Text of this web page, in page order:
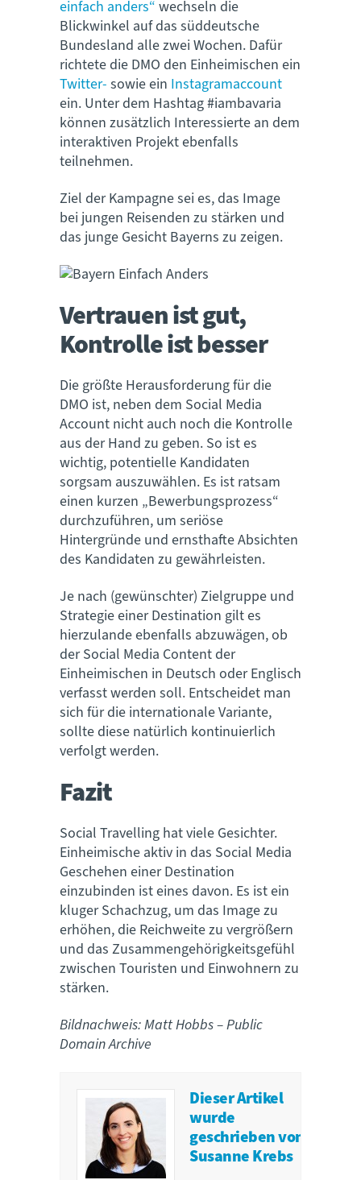
einfach anders“ wechseln die
Blickwinkel auf das süddeutsche
Bundesland alle zwei Wochen. Dafür
richtete die DMO den Einheimischen ein
Twitter- sowie ein Instagramaccount
ein. Unter dem Hashtag #iambavaria
können zusätzlich Interessierte an dem
interaktiven Projekt ebenfalls
teilnehmen.
Ziel der Kampagne sei es, das Image
bei jungen Reisenden zu stärken und
das junge Gesicht Bayerns zu zeigen.
Vertrauen ist gut,
Kontrolle ist besser
Die größte Herausforderung für die
DMO ist, neben dem Social Media
Account nicht auch noch die Kontrolle
aus der Hand zu geben. So ist es
wichtig, potentielle Kandidaten
sorgsam auszuwählen. Es ist ratsam
einen kurzen „Bewerbungsprozess“
durchzuführen, um seriöse
Hintergründe und ernsthafte Absichten
des Kandidaten zu gewährleisten.
Je nach (gewünschter) Zielgruppe und
Strategie einer Destination gilt es
hierzulande ebenfalls abzuwägen, ob
der Social Media Content der
Einheimischen in Deutsch oder Englisch
verfasst werden soll. Entscheidet man
sich für die internationale Variante,
sollte diese natürlich kontinuierlich
verfolgt werden.
Fazit
Social Travelling hat viele Gesichter.
Einheimische aktiv in das Social Media
Geschehen einer Destination
einzubinden ist eines davon. Es ist ein
kluger Schachzug, um das Image zu
erhöhen, die Reichweite zu vergrößern
und das Zusammengehörigkeitsgefühl
zwischen Touristen und Einwohnern zu
stärken.
Bildnachweis: Matt Hobbs – Public
Domain Archive
Dieser Artikel
wurde
geschrieben von
Susanne Krebs